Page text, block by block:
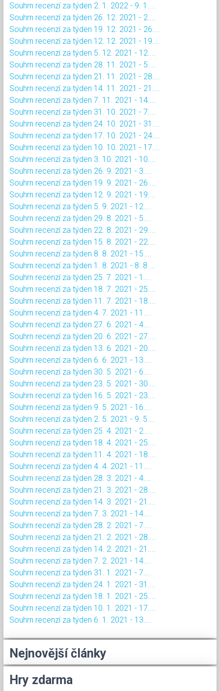
Souhrn recenzí za týden 2. 1. 2022 - 9. 1....
Souhrn recenzí za týden 26. 12. 2021 - 2....
Souhrn recenzí za týden 19. 12. 2021 - 26....
Souhrn recenzí za týden 12. 12. 2021 - 19....
Souhrn recenzí za týden 5. 12. 2021 - 12....
Souhrn recenzí za týden 28. 11. 2021 - 5....
Souhrn recenzí za týden 21. 11. 2021 - 28....
Souhrn recenzí za týden 14. 11. 2021 - 21....
Souhrn recenzí za týden 7. 11. 2021 - 14....
Souhrn recenzí za týden 31. 10. 2021 - 7....
Souhrn recenzí za týden 24. 10. 2021 - 31....
Souhrn recenzí za týden 17. 10. 2021 - 24....
Souhrn recenzí za týden 10. 10. 2021 - 17....
Souhrn recenzí za týden 3. 10. 2021 - 10....
Souhrn recenzí za týden 26. 9. 2021 - 3....
Souhrn recenzí za týden 19. 9. 2021 - 26....
Souhrn recenzí za týden 12. 9. 2021 - 19....
Souhrn recenzí za týden 5. 9. 2021 - 12....
Souhrn recenzí za týden 29. 8. 2021 - 5....
Souhrn recenzí za týden 22. 8. 2021 - 29....
Souhrn recenzí za týden 15. 8. 2021 - 22....
Souhrn recenzí za týden 8. 8. 2021 - 15....
Souhrn recenzí za týden 1. 8. 2021 - 8. 8....
Souhrn recenzí za týden 25. 7. 2021 - 1....
Souhrn recenzí za týden 18. 7. 2021 - 25....
Souhrn recenzí za týden 11. 7. 2021 - 18....
Souhrn recenzí za týden 4. 7. 2021 - 11....
Souhrn recenzí za týden 27. 6. 2021 - 4....
Souhrn recenzí za týden 20. 6. 2021 - 27....
Souhrn recenzí za týden 13. 6. 2021 - 20....
Souhrn recenzí za týden 6. 6. 2021 - 13....
Souhrn recenzí za týden 30. 5. 2021 - 6....
Souhrn recenzí za týden 23. 5. 2021 - 30....
Souhrn recenzí za týden 16. 5. 2021 - 23....
Souhrn recenzí za týden 9. 5. 2021 - 16....
Souhrn recenzí za týden 2. 5. 2021 - 9. 5....
Souhrn recenzí za týden 25. 4. 2021 - 2....
Souhrn recenzí za týden 18. 4. 2021 - 25....
Souhrn recenzí za týden 11. 4. 2021 - 18....
Souhrn recenzí za týden 4. 4. 2021 - 11....
Souhrn recenzí za týden 28. 3. 2021 - 4....
Souhrn recenzí za týden 21. 3. 2021 - 28....
Souhrn recenzí za týden 14. 3. 2021 - 21....
Souhrn recenzí za týden 7. 3. 2021 - 14....
Souhrn recenzí za týden 28. 2. 2021 - 7....
Souhrn recenzí za týden 21. 2. 2021 - 28....
Souhrn recenzí za týden 14. 2. 2021 - 21....
Souhrn recenzí za týden 7. 2. 2021 - 14....
Souhrn recenzí za týden 31. 1. 2021 - 7....
Souhrn recenzí za týden 24. 1. 2021 - 31....
Souhrn recenzí za týden 18. 1. 2021 - 25....
Souhrn recenzí za týden 10. 1. 2021 - 17....
Souhrn recenzí za týden 6. 1. 2021 - 13....
Nejnovější články
Hry zdarma